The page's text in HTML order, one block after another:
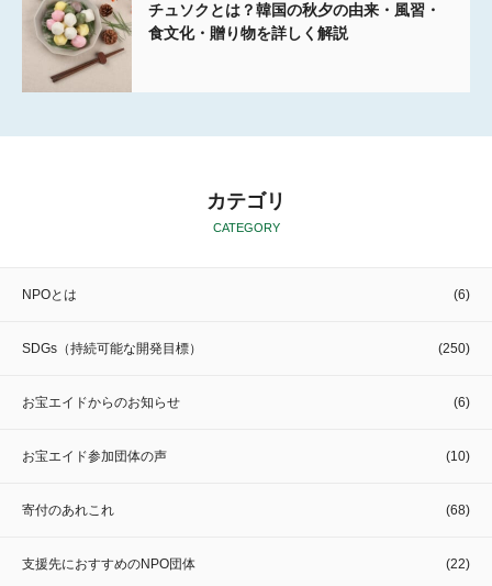
チュソクとは？韓国の秋夕の由来・風習・
食文化・贈り物を詳しく解説
カテゴリ
CATEGORY
NPOとは (6)
SDGs（持続可能な開発目標） (250)
お宝エイドからのお知らせ (6)
お宝エイド参加団体の声 (10)
寄付のあれこれ (68)
支援先におすすめのNPO団体 (22)